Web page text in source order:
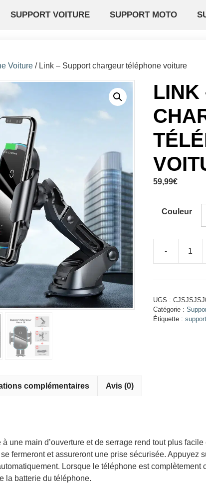
SUPPORT VOITURE SUPPORT MOTO
Voiture / Link – Support chargeur téléphone voiture
LINK
59,99€
Couleur
-
Link
Support
chargeur
UGS :
Catégorie :
Étiquette :
complémentaires Avis (0)
une main d’ouverture et de serrage rend tout plus
fermeront et assureront une prise sécurisée. Appuyez
Lorsque le téléphone est complètement
la batterie du téléphone.